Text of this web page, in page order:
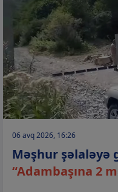
06 avq 2026, 16:26
Məşhur şəlaləyə
“Adambaşına 2